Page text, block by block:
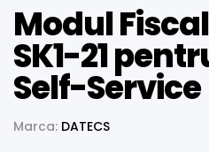
Modul Fiscal
SK1-21
Self-Service
Marca: DATECS